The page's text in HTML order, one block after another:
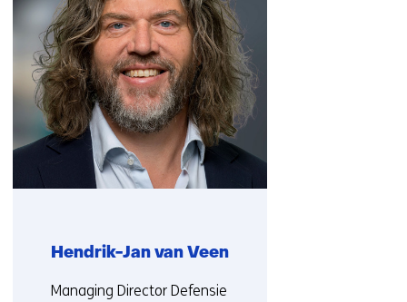
contact
met
ons
op)
Hendrik-Jan van Veen
Functie:
Managing Director Defensie